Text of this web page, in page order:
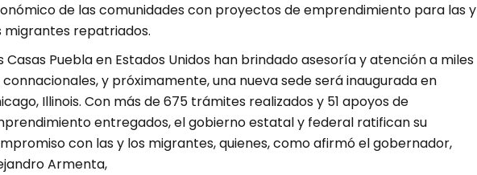
de las comunidades con proyectos de emprendimiento para las y
migrantes repatriados.
Casas Puebla en Estados Unidos han brindado asesoría y atención a miles
connacionales, y próximamente, una nueva sede será inaugurada en
Illinois. Con más de 675 trámites realizados y 51 apoyos de
entregados, el gobierno estatal y federal ratifican su
con las y los migrantes, quienes, como afirmó el gobernador,
Armenta,